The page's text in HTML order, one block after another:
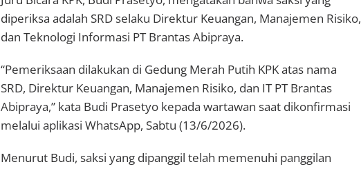
diperiksa adalah SRD selaku Direktur Keuangan, Manajemen Risiko,
dan Teknologi Informasi PT Brantas Abipraya.
“Pemeriksaan dilakukan di Gedung Merah Putih KPK atas nama
SRD, Direktur Keuangan, Manajemen Risiko, dan IT PT Brantas
Abipraya,” kata Budi Prasetyo kepada wartawan saat dikonfirmasi
melalui aplikasi WhatsApp, Sabtu (13/6/2026).
Menurut Budi, saksi yang dipanggil telah memenuhi panggilan